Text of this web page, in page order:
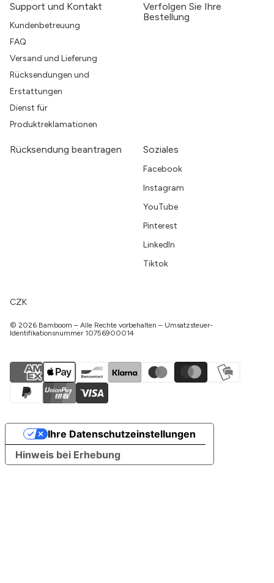
Support und Kontakt
Kundenbetreuung
FAQ
Versand und Lieferung
Rücksendungen und
Erstattungen
Dienst für
Produktreklamationen
Verfolgen Sie Ihre
Bestellung
Rücksendung beantragen Soziales
Facebook
Instagram
YouTube
Pinterest
LinkedIn
Tiktok
CZK
© 2026 Bamboom – Alle Rechte vorbehalten – Umsatzsteuer-
Identifikationsnummer 10756900014
Hinweis bei Erhebung
Ihre Datenschutzeinstellungen